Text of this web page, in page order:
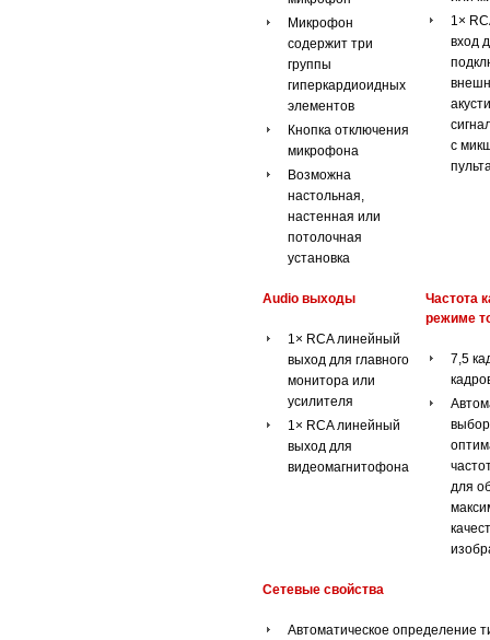
Микрофон
содержит три
группы
гиперкардиоидных
элементов
Кнопка отключения
микрофона
Возможна
настольная,
настенная или
потолочная
установка
1×
вход
с
Audio выходы
1× RCA линейный
выход для главного
монитора или
усилителя
1× RCA линейный
выход для
видеомагнитофона
Частота
режиме
7,5
выбор
для
Сетевые свойства
Автоматическое определение